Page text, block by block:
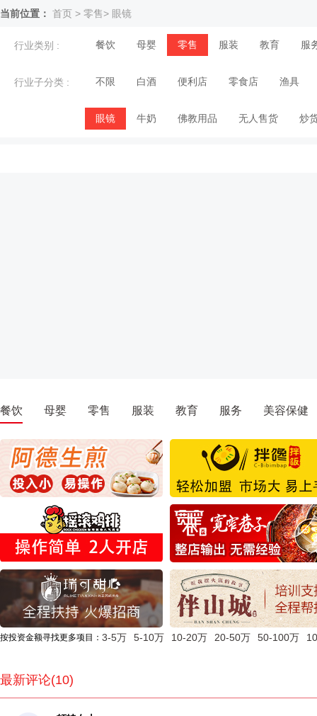
当前位置： 首页 > 零售> 眼镜
行业类别 : 餐饮 母婴 零售 服装 教育 服
行业子分类 : 不限 白酒 便利店 零食店 渔具
眼镜 牛奶 佛教用品 无人售货 炒
餐饮 母婴 零售 服装 教育 服务 美容保健
按投资金额寻找更多项目： 3-5万 5-10万 10-20万 20-50万 50-100万
最新评论(10)